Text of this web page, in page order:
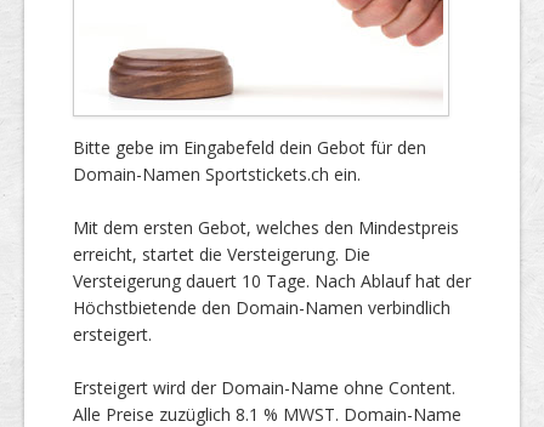
Bitte gebe im Eingabefeld dein Gebot für den
Domain-Namen Sportstickets.ch ein.
Mit dem ersten Gebot, welches den Mindestpreis
erreicht, startet die Versteigerung. Die
Versteigerung dauert 10 Tage. Nach Ablauf hat der
Höchstbietende den Domain-Namen verbindlich
ersteigert.
Ersteigert wird der Domain-Name ohne Content.
Alle Preise zuzüglich 8.1 % MWST. Domain-Name